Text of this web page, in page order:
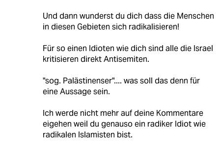
Und dann wunderst du dich dass die Menschen
in diesen Gebieten sich radikalisieren!
Für so einen Idioten wie dich sind alle die Israel
kritisieren direkt Antisemiten.
"sog. Palästinenser".... was soll das denn für
eine Aussage sein.
Ich werde nicht mehr auf deine Kommentare
eigehen weil du genauso ein radiker Idiot wie
radikalen Islamisten bist.